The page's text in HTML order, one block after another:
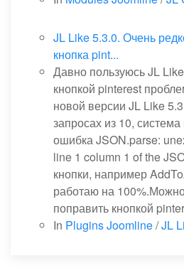
JL Like 5.3.0. Очень
кнопка pint...
Давно пользуюсь JL
кнопкой pinterest
новой версии JL Like
запросах из 10,
ошибка JSON.parse:
line 1 column 1 of the
кнопки, например
работаю на
поправить кнопкой
In Plugins Joomline/JL